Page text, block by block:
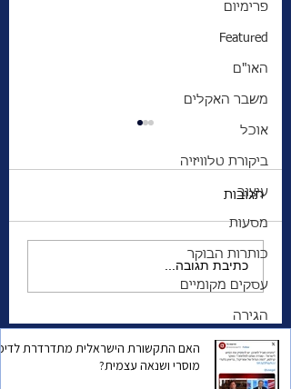
פרימיום
Featured
האו"ם
משבר האקלים
אוכל
ביקורת טלוויזיה
עיצוב
מסעות
כותרות הבוקר
עסקים מקומיים
הגירה
הגנרל שהשתגע | מה
מפחיד אותו יותר—
ישראל, או הפחד שהוא
עצמו יישכח?
תגובות
כתיבת תגובה...
האם התקשורת הישראלית מתדרדרת
מוסרי ושנאה עצמית?